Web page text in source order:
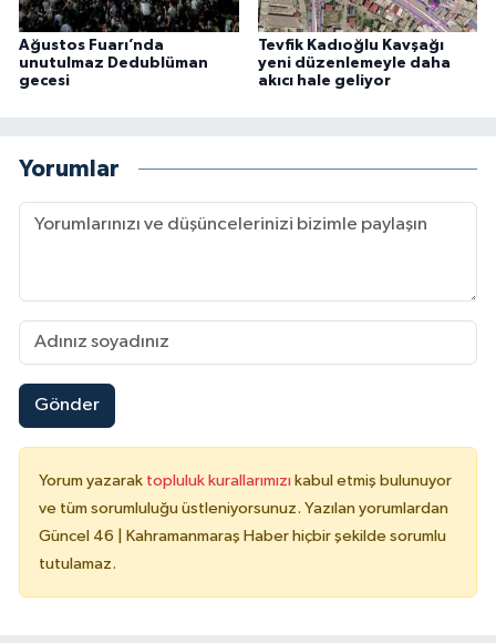
Ağustos Fuarı’nda
unutulmaz Dedublüman
gecesi
Tevfik Kadıoğlu Kavşağı
yeni düzenlemeyle daha
akıcı hale geliyor
Yorumlar
Gönder
Yorum yazarak topluluk kurallarımızı kabul etmiş bulunuyor
ve tüm sorumluluğu üstleniyorsunuz. Yazılan yorumlardan
Güncel 46 | Kahramanmaraş Haber hiçbir şekilde sorumlu
tutulamaz.